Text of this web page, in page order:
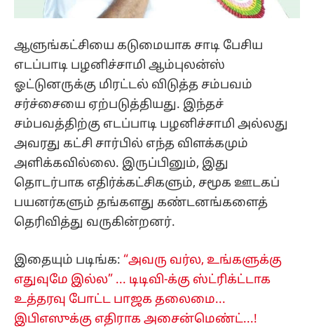
ஆளுங்கட்சியை கடுமையாக சாடி பேசிய
எடப்பாடி பழனிச்சாமி ஆம்புலன்ஸ்
ஓட்டுனருக்கு மிரட்டல் விடுத்த சம்பவம்
சர்ச்சையை ஏற்படுத்தியது. இந்தச்
சம்பவத்திற்கு எடப்பாடி பழனிச்சாமி அல்லது
அவரது கட்சி சார்பில் எந்த விளக்கமும்
அளிக்கவில்லை. இருப்பினும், இது
தொடர்பாக எதிர்க்கட்சிகளும், சமூக ஊடகப்
பயனர்களும் தங்களது கண்டனங்களைத்
தெரிவித்து வருகின்றனர்.
இதையும் படிங்க: “அவரு வர்ல, உங்களுக்கு
எதுவுமே இல்ல” ... டிடிவி-க்கு ஸ்ட்ரிக்ட்டாக
உத்தரவு போட்ட பாஜக தலைமை...
இபிஎஸுக்கு எதிராக அசைன்மெண்ட்...!